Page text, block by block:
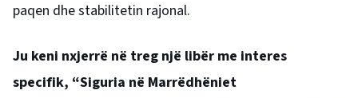
paqen dhe stabilitetin rajonal.
Ju keni nxjerrë në treg një libër me interes
specifik, “Siguria në Marrëdhëniet